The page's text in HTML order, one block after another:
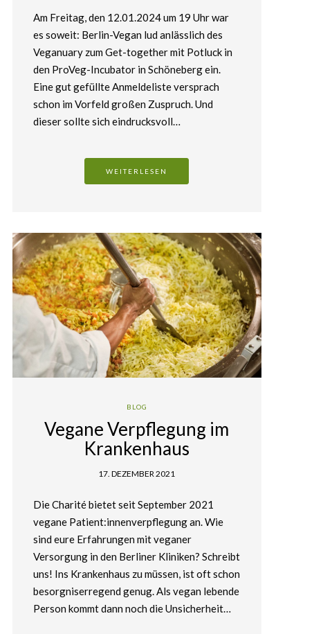
Am Freitag, den 12.01.2024 um 19 Uhr war
es soweit: Berlin-Vegan lud anlässlich des
Veganuary zum Get-together mit Potluck in
den ProVeg-Incubator in Schöneberg ein.
Eine gut gefüllte Anmeldeliste versprach
schon im Vorfeld großen Zuspruch. Und
dieser sollte sich eindrucksvoll…
WEITERLESEN
BLOG
Vegane Verpflegung im
Krankenhaus
17. DEZEMBER 2021
Die Charité bietet seit September 2021
vegane Patient:innenverpflegung an. Wie
sind eure Erfahrungen mit veganer
Versorgung in den Berliner Kliniken? Schreibt
uns! Ins Krankenhaus zu müssen, ist oft schon
besorgniserregend genug. Als vegan lebende
Person kommt dann noch die Unsicherheit…